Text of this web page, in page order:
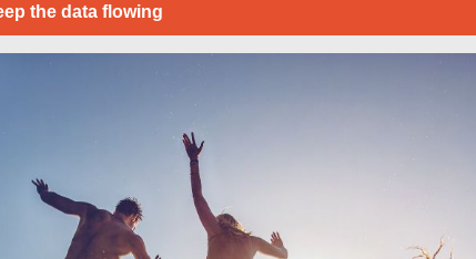
the data flowing